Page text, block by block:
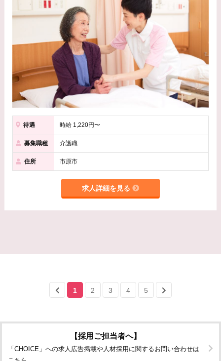
待遇 時給 1,220円〜
募集職種 介護職
住所 市原市
求人詳細を見る
1 2 3 4 5
【採用ご担当者へ】
「CHOICE」への求人広告掲載や人材採用に関するお問い合わせは